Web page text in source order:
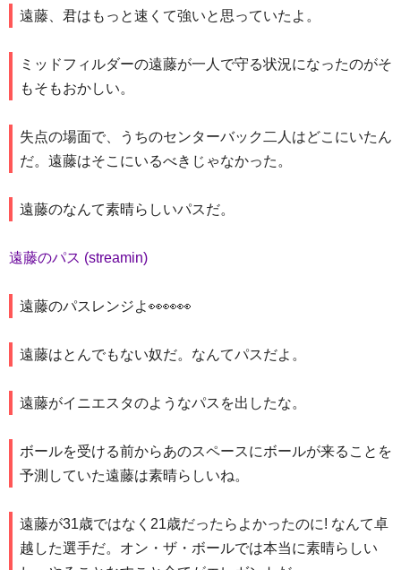
遠藤、君はもっと速くて強いと思っていたよ。
ミッドフィルダーの遠藤が一人で守る状況になったのがそ
もそもおかしい。
失点の場面で、うちのセンターバック二人はどこにいたん
だ。遠藤はそこにいるべきじゃなかった。
遠藤のなんて素晴らしいパスだ。
遠藤のパス (streamin)
遠藤のパスレンジよ👀👀👀
遠藤はとんでもない奴だ。なんてパスだよ。
遠藤がイニエスタのようなパスを出したな。
ボールを受ける前からあのスペースにボールが来ることを
予測していた遠藤は素晴らしいね。
遠藤が31歳ではなく21歳だったらよかったのに! なんて卓
越した選手だ。オン・ザ・ボールでは本当に素晴らしい